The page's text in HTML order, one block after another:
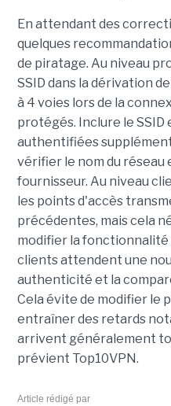
En attendant des
quelques
de piratage. Au niveau
SSID dans la dérivation
à 4 voies lors de la
protégés. Inclure le SSID
authentifiées
vérifier le nom du
fournisseur. Au niveau
les points d'accès
précédentes, mais cela
modifier la fonctionnalité
clients attendent une
authenticité et la
Cela évite de modifier le
entraîner des retards
arrivent généralement
prévient Top10VPN.
Article rédigé par